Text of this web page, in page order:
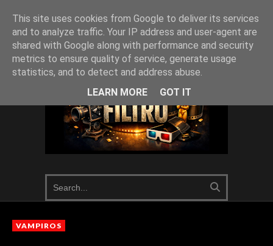
VAMPIROS
This site uses cookies from Google to deliver its services
and to analyze traffic. Your IP address and user-agent are
shared with Google along with performance and security
metrics to ensure quality of service, generate usage
statistics, and to detect and address abuse.
LEARN MORE
GOT IT